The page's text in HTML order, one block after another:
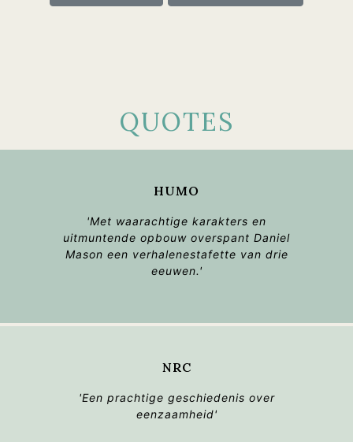
QUOTES
HUMO
'Met waarachtige karakters en
uitmuntende opbouw overspant Daniel
Mason een verhalenestafette van drie
eeuwen.'
NRC
'Een prachtige geschiedenis over
eenzaamheid'